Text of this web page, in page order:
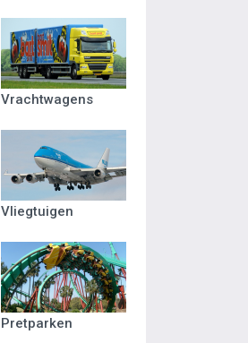
Vrachtwagens
Vliegtuigen
Pretparken